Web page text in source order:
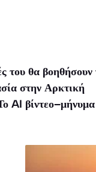
του θα
στην Αρκτική